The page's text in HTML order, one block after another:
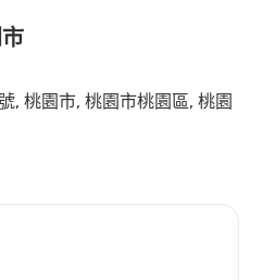
, 桃園市, 桃園市桃園區, 桃園